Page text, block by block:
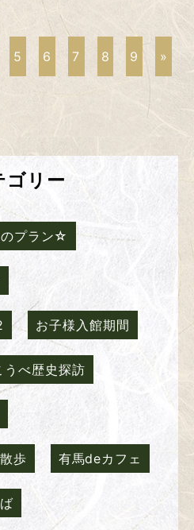
5 6 7 8 9 »
ゴリー
プラン☆
お子様入館期間
うべ歴史探訪
歩 有馬deカフェ